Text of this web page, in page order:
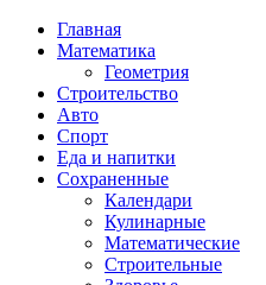
Главная
Математика
Геометрия
Строительство
Авто
Спорт
Еда и напитки
Сохраненные
Календари
Кулинарные
Математические
Строительные